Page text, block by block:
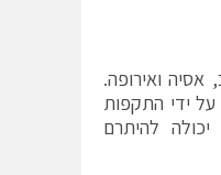
ואירופה.
על ידי התקפות
להיתרם